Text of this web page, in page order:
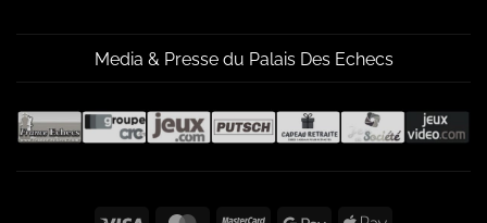
Media & Presse du Palais Des Echecs